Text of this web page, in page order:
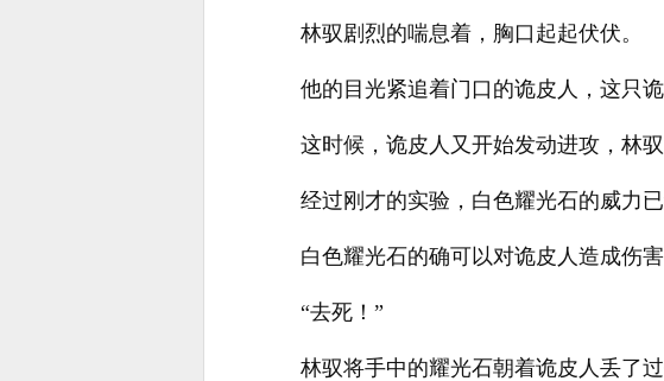
林驭剧烈的喘息着，胸口起起伏伏。
他的目光紧追着门口的诡皮人，这只
这时候，诡皮人又开始发动进攻，林
经过刚才的实验，白色耀光石的威力已
白色耀光石的确可以对诡皮人造成伤
“去死！”
林驭将手中的耀光石朝着诡皮人丢了过